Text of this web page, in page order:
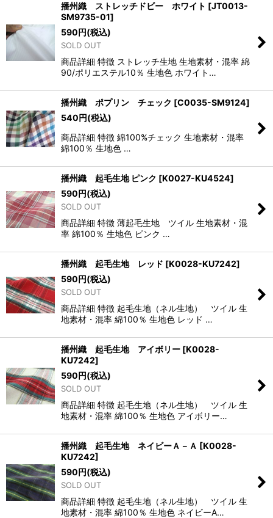
播州織 ストレッチドビー ホワイト [JT0013-
SM9735-01]
590円(税込)
SOLD OUT
商品詳細 特徴 ストレッチ生地 生地素材・混率 綿
90/ポリエステル10％ 生地色 ホワイト…
播州織 ポプリン チェック [C0035-SM9124]
540円(税込)
商品詳細 特徴 綿100%チェック 生地素材・混率
綿100％ 生地色 …
播州織 起毛生地 ピンク [K0027-KU4524]
590円(税込)
SOLD OUT
商品詳細 特徴 薄起毛生地 ツイル 生地素材・混
率 綿100％ 生地色 ピンク …
播州織 起毛生地 レッド [K0028-KU7242]
590円(税込)
SOLD OUT
商品詳細 特徴 起毛生地（ネル生地） ツイル 生
地素材・混率 綿100％ 生地色 レッド …
播州織 起毛生地 アイボリー [K0028-
KU7242]
590円(税込)
SOLD OUT
商品詳細 特徴 起毛生地（ネル生地） ツイル 生
地素材・混率 綿100％ 生地色 アイボリー…
播州織 起毛生地 ネイビーＡ－Ａ [K0028-
KU7242]
590円(税込)
SOLD OUT
商品詳細 特徴 起毛生地（ネル生地） ツイル 生
地素材・混率 綿100％ 生地色 ネイビーA…